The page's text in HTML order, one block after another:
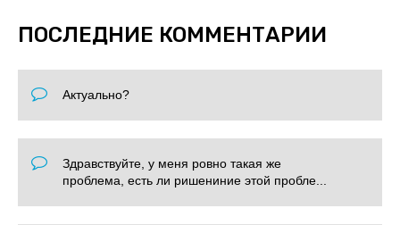
ПОСЛЕДНИЕ КОММЕНТАРИИ
Актуально?
Здравствуйте, у меня ровно такая же
проблема, есть ли ришениние этой пробле...